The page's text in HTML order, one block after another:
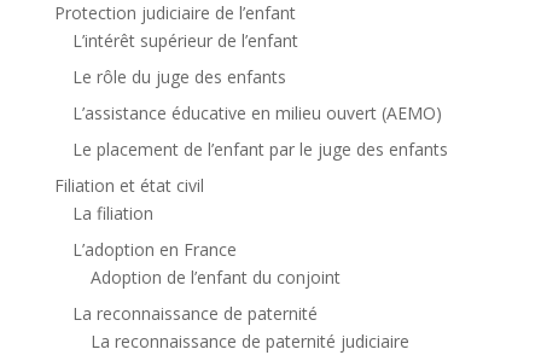
Protection judiciaire de l’enfant
L’intérêt supérieur de l’enfant
Le rôle du juge des enfants
L’assistance éducative en milieu ouvert (AEMO)
Le placement de l’enfant par le juge des enfants
Filiation et état civil
La filiation
L’adoption en France
Adoption de l’enfant du conjoint
La reconnaissance de paternité
La reconnaissance de paternité judiciaire